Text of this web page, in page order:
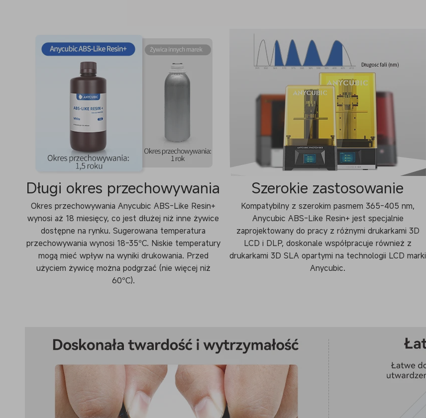
Długi okres przechowywania
Okres przechowywania Anycubic ABS-Like Resin+
wynosi aż 18 miesięcy, co jest dłużej niż inne żywice
dostępne na rynku. Sugerowana temperatura
przechowywania wynosi 18-35℃. Niskie temperatury
mogą mieć wpływ na wyniki drukowania. Przed
użyciem żywicę można podgrzać (nie więcej niż
60℃).
Szerokie zastosowanie
Kompatybilny z szerokim pasmem 365-405 nm,
Anycubic ABS-Like Resin+ jest specjalnie
zaprojektowany do pracy z różnymi drukarkami 3D
LCD i DLP, doskonale współpracuje również z
drukarkami 3D SLA opartymi na technologii LCD marki
Anycubic.